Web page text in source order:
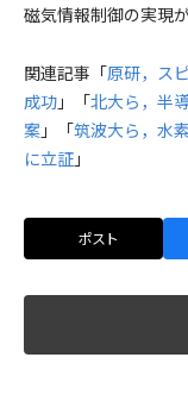
磁気情報制御の実現
関連記事「原研，ス
成功 」「北大ら，半
案 」「筑波大ら，水
に立証 」
ポスト